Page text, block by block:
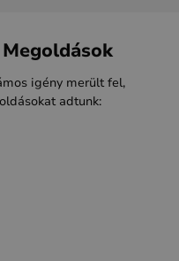
igény merült fel,
adtunk: